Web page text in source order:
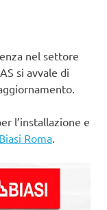
nel settore
si avvale di
l’installazione e
Roma.